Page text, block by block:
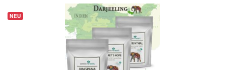
NEU
NEU